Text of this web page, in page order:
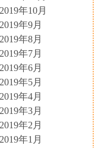
2019年10月
2019年9月
2019年8月
2019年7月
2019年6月
2019年5月
2019年4月
2019年3月
2019年2月
2019年1月